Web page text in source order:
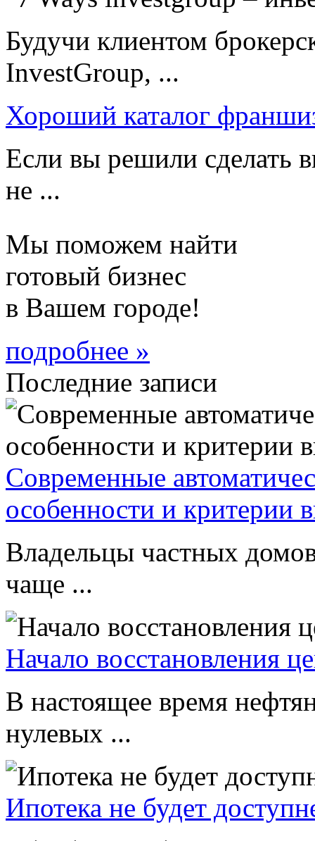
Будучи клиентом
InvestGroup, ...
Хороший каталог
Если вы решили сделать
не ...
Мы поможем найти
готовый бизнес
в Вашем городе!
подробнее »
Последние записи
Современные
особенности и критерии
Владельцы частных
чаще ...
Начало восстановления
В настоящее время
нулевых ...
Ипотека не будет